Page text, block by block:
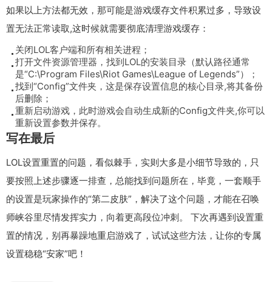
如果以上方法都无效，那可能是游戏缓存文件积累过多，导致设
置无法正常读取,这时候就需要彻底清理游戏缓存：
关闭LOL客户端和所有相关进程；
打开文件资源管理器，找到LOL的安装目录（默认路径通常
是“C:\Program Files\Riot Games\League of Legends”）；
找到“Config”文件夹，这是保存设置信息的核心目录,将其备份
后删除；
重新启动游戏，此时游戏会自动生成新的Config文件夹,你可以
重新设置参数并保存。
写在最后
LOL设置重置的问题，看似棘手，实则大多是小细节导致的，只
要按照上述步骤逐一排查，总能找到问题所在，毕竟，一套顺手
的设置是玩家操作的“第二皮肤”，解决了这个问题，才能在召唤
师峡谷里尽情发挥实力，向着更高段位冲刺。 下次再遇到设置重
置的情况，别再暴躁地重启游戏了，试试这些方法，让你的专属
设置稳稳“安家”吧！